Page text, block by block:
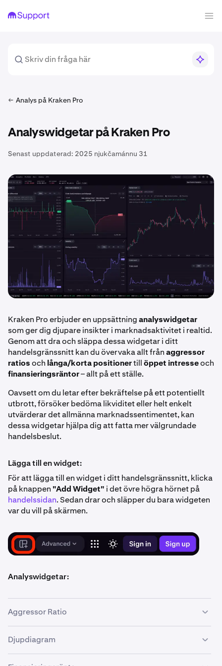
Analys på Kraken Pro
Analyswidgetar på Kraken Pro
Senast uppdaterad: 2025 njukčamánnu 31
Kraken Pro erbjuder en uppsättninganalyswidgetar
som ger dig djupare insikter i marknadsaktivitet i realtid.
Genom att dra och släppa dessa widgetar i ditt
handelsgränssnitt kan du övervaka allt frånaggressor
ratiosoch långa/korta positionertillöppet intresseoch
finansieringsräntor– allt på ett ställe.
Oavsett om du letar efter bekräftelse på ett potentiellt
utbrott, försöker bedöma likviditet eller helt enkelt
utvärderar det allmänna marknadssentimentet, kan
dessa widgetar hjälpa dig att fatta mer välgrundade
handelsbeslut.
Lägga till en widget:
För att lägga till en widget i ditt handelsgränssnitt, klicka
på knappen"Add Widget" i det övre högra hörnet på
handelssidan. Sedan drar och släpper du bara widgeten
var du vill på skärmen.
Analyswidgetar:
Aggressor Ratio
Vad det är:
Aggressor Ratio
Djupdiagram